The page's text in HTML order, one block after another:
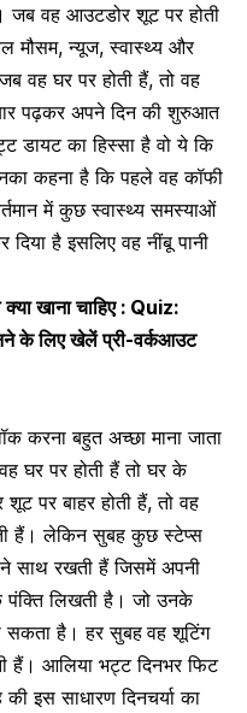
जब वह आउटडोर शूट पर होती
मौसम, न्यूज, स्वास्थ्य और
वह घर पर होती हैं, तो वह
पढ़कर अपने दिन की शुरुआत
का हिस्सा है वो ये कि
कहना है कि पहले वह कॉफी
में कुछ स्वास्थ्य समस्याओं
है इसलिए वह नींबू पानी
खाना चाहिए : Quiz:
के लिए खेलें प्री-वर्कआउट
करना बहुत अच्छा माना जाता
घर पर होती हैं तो घर के
पर बाहर होती हैं, तो वह
हैं। लेकिन सुबह कुछ स्टेप्स
साथ रखती हैं जिसमें अपनी
पंक्ति लिखती है। जो उनके
सकता है। हर सुबह वह शूटिंग
हैं। आलिया भट्ट दिनभर फिट
इस साधारण दिनचर्या का